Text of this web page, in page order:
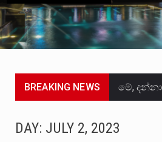
BREAKING NEWS
DAY: JULY 2, 2023